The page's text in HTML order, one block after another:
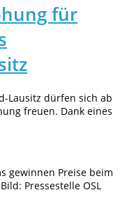
für
Lausitz dürfen sich ab
freuen. Dank eines
gewinnen Preise beim
Pressestelle OSL